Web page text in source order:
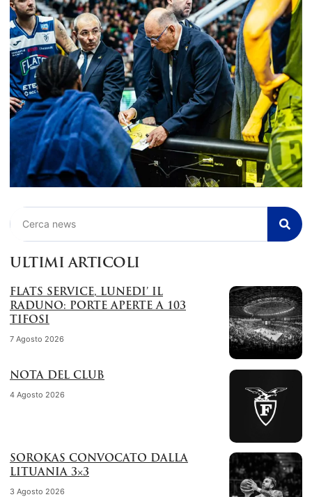
ULTIMI ARTICOLI
FLATS SERVICE, LUNEDI’ IL
RADUNO: PORTE APERTE A 103
TIFOSI
7 Agosto 2026
NOTA DEL CLUB
4 Agosto 2026
SOROKAS CONVOCATO DALLA
LITUANIA 3×3
3 Agosto 2026